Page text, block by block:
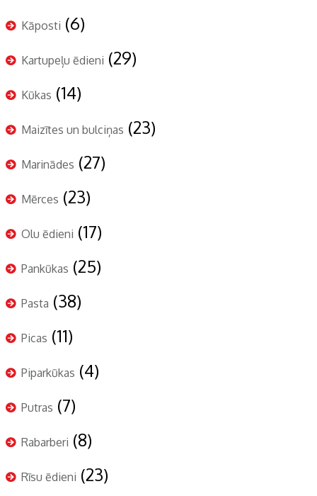
Kāposti (6)
Kartupeļu ēdieni (29)
Kūkas (14)
Maizītes un bulciņas (23)
Marinādes (27)
Mērces (23)
Olu ēdieni (17)
Pankūkas (25)
Pasta (38)
Picas (11)
Piparkūkas (4)
Putras (7)
Rabarberi (8)
Rīsu ēdieni (23)